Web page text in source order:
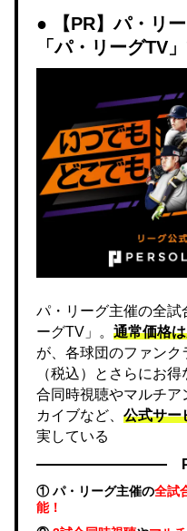
【PR】パ・リ
「パ・リーグTV
パ・リーグ主催の全試
ーグTV」。 通常価格
が、各球団のファンク
（税込）とさらにお
合同時視聴やマルチ
カイブなど、 公式サー
実している
① パ・リーグ主催の全試
能！